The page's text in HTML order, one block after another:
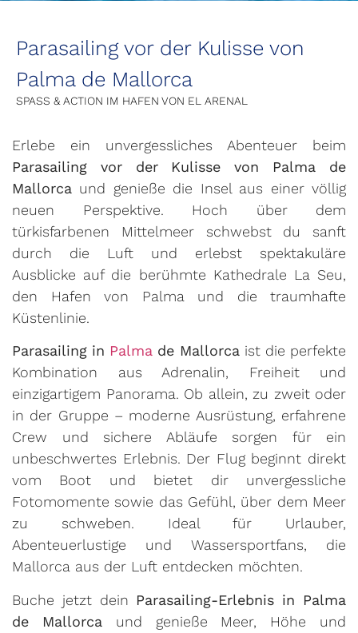
Parasailing vor der Kulisse von
Palma de Mallorca
SPASS & ACTION IM HAFEN VON EL ARENAL
Erlebe ein unvergessliches Abenteuer beim
Parasailing vor der Kulisse von Palma de
Mallorca und genieße die Insel aus einer völlig
neuen Perspektive. Hoch über dem
türkisfarbenen Mittelmeer schwebst du sanft
durch die Luft und erlebst spektakuläre
Ausblicke auf die berühmte Kathedrale La Seu,
den Hafen von Palma und die traumhafte
Küstenlinie.
Parasailing in Palma de Mallorca ist die perfekte
Kombination aus Adrenalin, Freiheit und
einzigartigem Panorama. Ob allein, zu zweit oder
in der Gruppe – moderne Ausrüstung, erfahrene
Crew und sichere Abläufe sorgen für ein
unbeschwertes Erlebnis. Der Flug beginnt direkt
vom Boot und bietet dir unvergessliche
Fotomomente sowie das Gefühl, über dem Meer
zu schweben. Ideal für Urlauber,
Abenteuerlustige und Wassersportfans, die
Mallorca aus der Luft entdecken möchten.
Buche jetzt dein Parasailing-Erlebnis in Palma
de Mallorca und genieße Meer, Höhe und